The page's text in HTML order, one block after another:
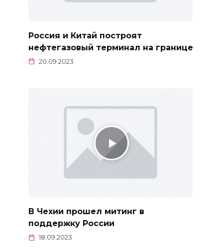
Россия и Китай построят
нефтегазовый терминал на границе
20.09.2023
В Чехии прошел митинг в
поддержку России
18.09.2023